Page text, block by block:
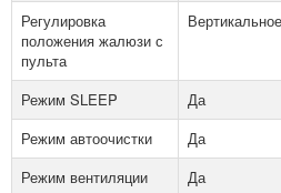
Регулировка
положения жалюзи с
пульта
Режим SLEEP
Да
Режим автоочистки
Да
Режим вентиляции
Да